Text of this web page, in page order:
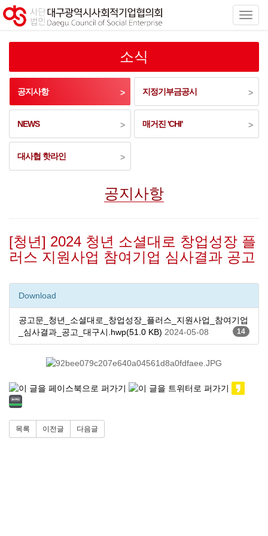
소식
공지사항 지정기부금공시
NEWS 매거진 'CHI'
대사협 핫라인
공지사항
[청년] 2024 청년 소셜대로 창업성장 플
러스 지원사업 참여기업 심사결과 공고
Download
공고문_청년_소셜대로_창업성장_플러스_지원사업_참여기업
_심사결과_공고_대구시.hwp(51.0 KB) 2024-05-08 14
목록 이전글 다음글